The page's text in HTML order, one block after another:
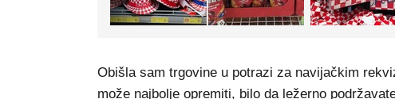
Obišla sam trgovine u potrazi za navijačkim
može najbolje opremiti, bilo da ležerno